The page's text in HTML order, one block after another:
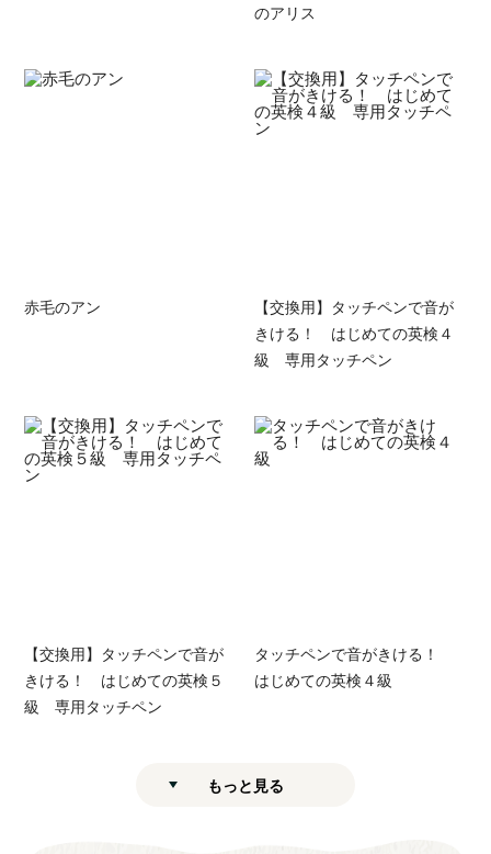
のアリス
赤毛のアン
【交換用】タッチペンで音が
きける！ はじめての英検４
級 専用タッチペン
【交換用】タッチペンで音が
きける！ はじめての英検５
級 専用タッチペン
タッチペンで音がきける！
はじめての英検４級
もっと見る